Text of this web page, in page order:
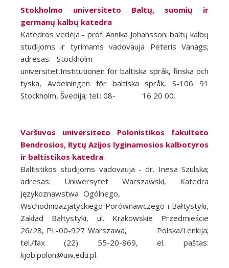
Stokholmo universiteto Baltų, suomių ir
germanų kalbų katedra
Katedros vedėja - prof. Annika Johansson; baltų kalbų
studijoms ir tyrimams vadovauja Peteris Vanags;
adresas: Stockholm
universitet,Institutionen för baltiska språk, finska och
tyska, Avdelningen för baltiska språk, S-106 91
Stockholm, Švedija; tel.: 08- 16 20 00.
Varšuvos universiteto Polonistikos fakulteto
Bendrosios, Rytų Azijos lyginamosios kalbotyros
ir baltistikos katedra
Baltistikos studijoms vadovauja - dr. Inesa Szulska;
adresas: Uniwersytet Warszawski, Katedra
Językoznawstwa Ogólnego,
Wschodnioazjatyckiego Porównawczego i Bałtystyki,
Zakład Bałtystyki, ul. Krakowskie Przedmieście
26/28, PL-00-927 Warszawa, Polska/Lenkija;
tel./fax (22) 55-20-869, el. paštas:
kjob.polon@uw.edu.pl.